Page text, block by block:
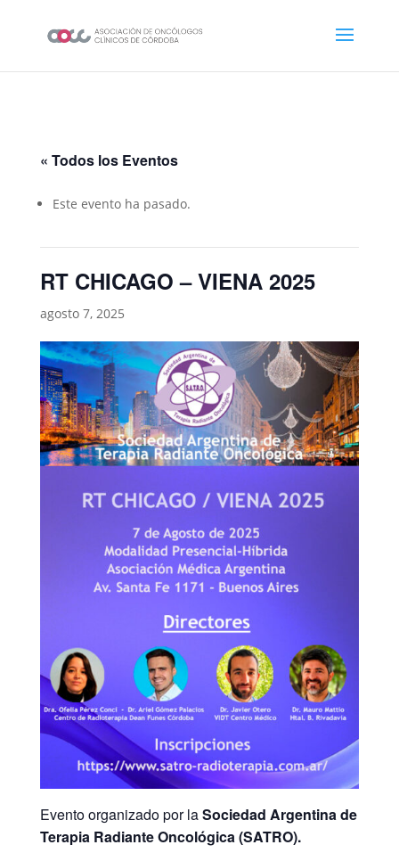
« Todos los Eventos
Este evento ha pasado.
RT CHICAGO – VIENA 2025
agosto 7, 2025
Evento organizado por laSociedad Argentina de
Terapia Radiante Oncológica (SATRO).